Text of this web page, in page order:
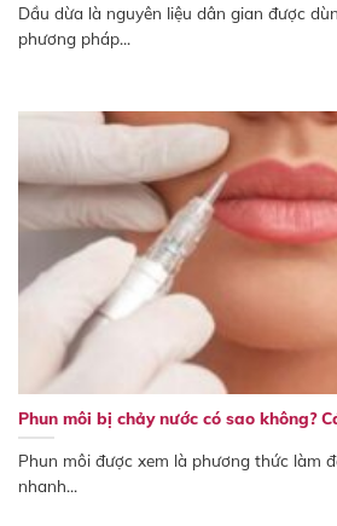
Dầu dừa là nguyên liệu dân gian được
phương pháp...
Phun môi bị chảy nước có sao không?
Phun môi được xem là phương thức làm
nhanh...